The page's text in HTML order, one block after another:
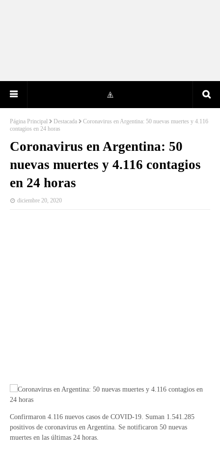
Página Principal Destacada
Coronavirus en Argentina: 50 nuevas muertes y 4.116
contagios en 24 horas
Coronavirus en Argentina: 50
nuevas muertes y 4.116 contagios
en 24 horas
diciembre 20, 2020
Confirmaron 4.116 nuevos casos de COVID-19. Suman 1.541.285
positivos de coronavirus en Argentina. Se notificaron 50 nuevas
muertes en las últimas 24 horas.